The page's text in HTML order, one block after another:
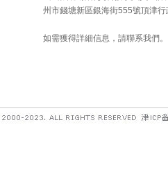
州市錢塘新區銀海街555號頂津行
如需獲得詳細信息，請聯系我們。